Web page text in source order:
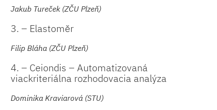
Jakub Tureček (ZČU Plzeň)
3. – Elastoměr
Filip Bláha (ZČU Plzeň)
4. – Ceiondis – Automatizovaná
viackriteriálna rozhodovacia analýza
Dominika Kraviarová (STU)